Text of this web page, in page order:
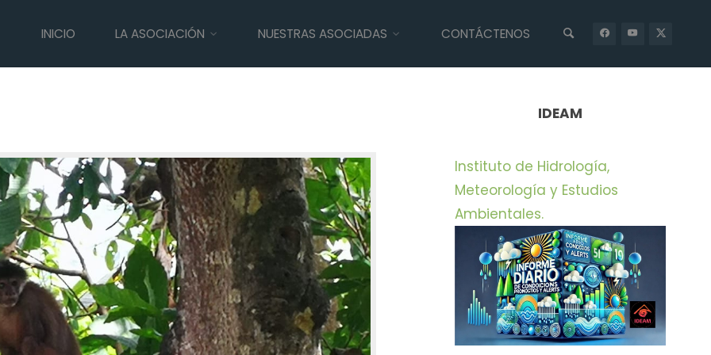
INICIO LA ASOCIACIÓN NUESTRAS ASOCIADAS CONTÁCTENOS
a primate que duró 25
IDEAM
Instituto de Hidrología,
Meteorología y Estudios
Ambientales.